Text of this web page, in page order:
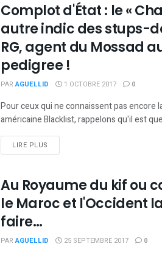
Complot d'État : le «
autre indic des stups-
RG, agent du Mossad
pedigree !
PAR AGUELLID 1 OCTOBRE 2017 0
Pour ceux qui ne connaissent pas encore
américaine Blacklist, rappelons qu'il est
LIRE PLUS
Au Royaume du kif ou
le Maroc et l'Occident
faire…
PAR AGUELLID 25 SEPTEMBRE 2017 0